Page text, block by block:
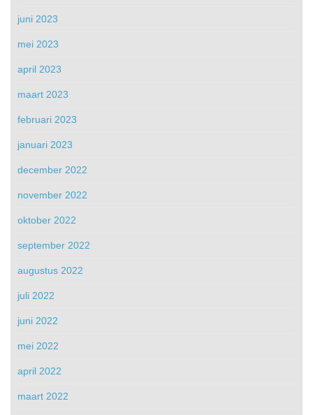
juni 2023
mei 2023
april 2023
maart 2023
februari 2023
januari 2023
december 2022
november 2022
oktober 2022
september 2022
augustus 2022
juli 2022
juni 2022
mei 2022
april 2022
maart 2022